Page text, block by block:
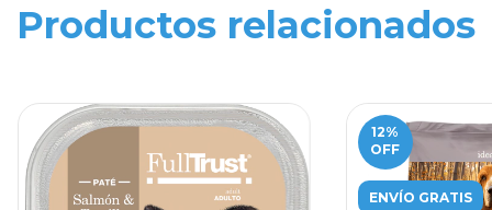
Productos relacionados
12%
OFF
ENVÍO GRATIS